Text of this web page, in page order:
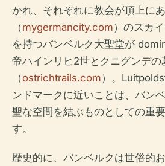
かれ、それぞれに教会が頂上に
（mygermancity.com）のスカ
を持つバンベルク大聖堂が
帝ハインリヒ2世とクニグンデの
（ostrichtrails.com）。
ンドマークに近いことは、バン
聖な空間を結ぶものとしての重
す。
歴史的に、バンベルクは世俗的